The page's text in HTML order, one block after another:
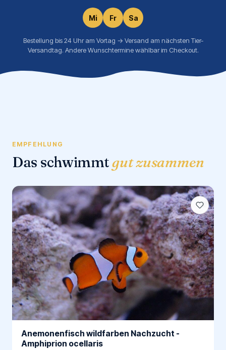
Mi Fr Sa
Bestellung bis 24 Uhr am Vortag → Versand am nächsten Tier-
Versandtag. Andere Wunschtermine wählbar im Checkout.
EMPFEHLUNG
Das schwimmtgut zusammen
Anemonenfisch wildfarben Nachzucht -
Amphiprion ocellaris